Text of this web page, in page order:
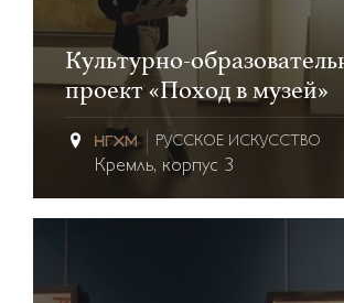
Культурно-
проект «Поход в музей»
РУССКОЕ ИСКУССТВО
Кремль, корпус 3